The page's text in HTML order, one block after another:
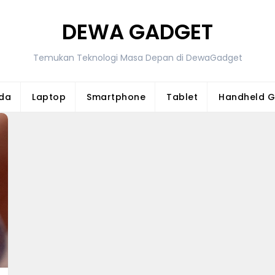
DEWA GADGET
Temukan Teknologi Masa Depan di DewaGadget
Laptop Smartphone Tablet Handheld